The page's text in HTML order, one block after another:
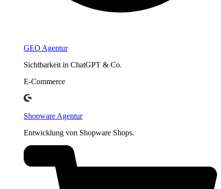
GEO Agentur
Sichtbarkeit in ChatGPT & Co.
E-Commerce
Shopware Agentur
Entwicklung von Shopware Shops.